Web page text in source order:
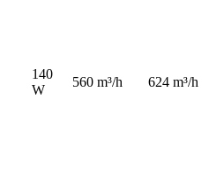
140
W
560 m³/h 624 m³/h